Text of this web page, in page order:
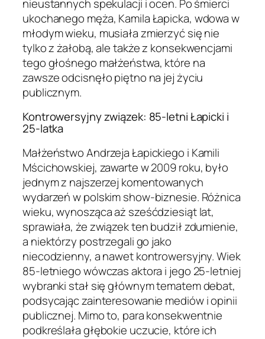
nieustannych spekulacji i ocen. Po śmierci
ukochanego męża, Kamila Łapicka, wdowa w
młodym wieku, musiała zmierzyć się nie
tylko z żałobą, ale także z konsekwencjami
tego głośnego małżeństwa, które na
zawsze odcisnęło piętno na jej życiu
publicznym.
Kontrowersyjny związek: 85-letni Łapicki i
25-latka
Małżeństwo Andrzeja Łapickiego i Kamili
Mścichowskiej, zawarte w 2009 roku, było
jednym z najszerzej komentowanych
wydarzeń w polskim show-biznesie. Różnica
wieku, wynosząca aż sześćdziesiąt lat,
sprawiała, że związek ten budził zdumienie,
a niektórzy postrzegali go jako
niecodzienny, a nawet kontrowersyjny. Wiek
85-letniego wówczas aktora i jego 25-letniej
wybranki stał się głównym tematem debat,
podsycając zainteresowanie mediów i opinii
publicznej. Mimo to, para konsekwentnie
podkreślała głębokie uczucie, które ich